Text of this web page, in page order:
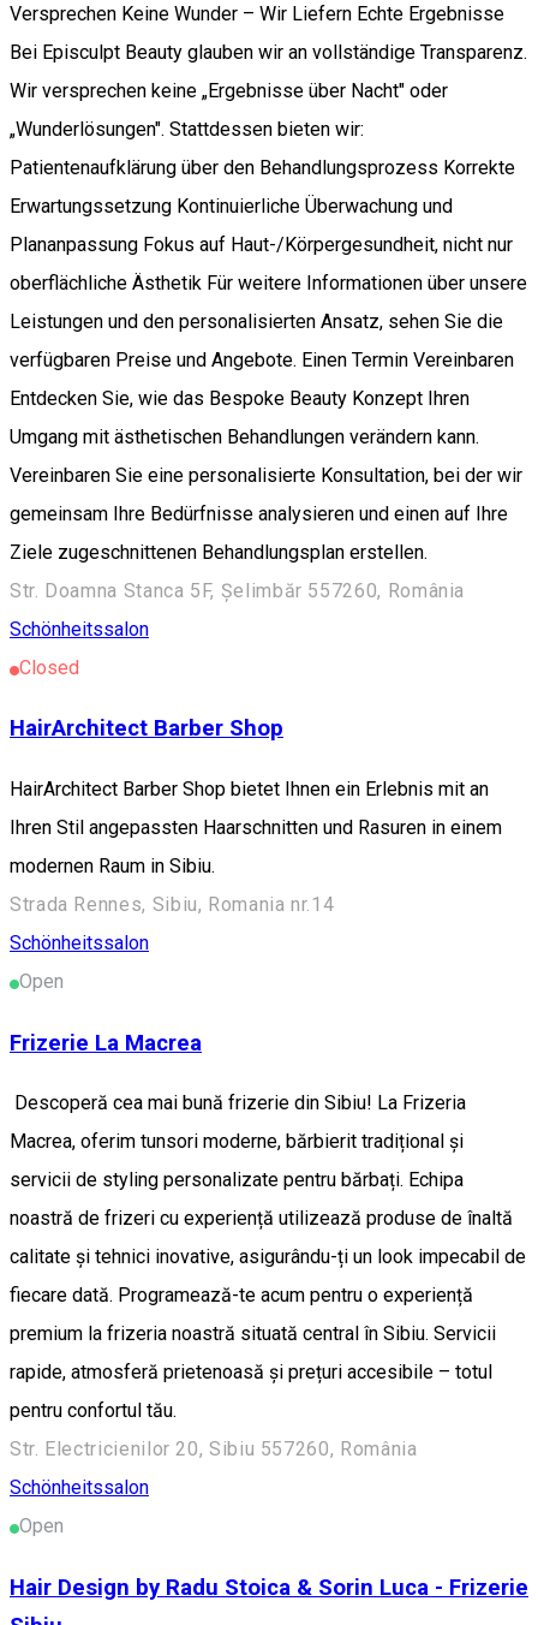
Versprechen Keine Wunder – Wir Liefern Echte Ergebnisse
Bei Episculpt Beauty glauben wir an vollständige Transparenz.
Wir versprechen keine „Ergebnisse über Nacht" oder
„Wunderlösungen". Stattdessen bieten wir:
Patientenaufklärung über den Behandlungsprozess Korrekte
Erwartungssetzung Kontinuierliche Überwachung und
Plananpassung Fokus auf Haut-/Körpergesundheit, nicht nur
oberflächliche Ästhetik Für weitere Informationen über unsere
Leistungen und den personalisierten Ansatz, sehen Sie die
verfügbaren Preise und Angebote. Einen Termin Vereinbaren
Entdecken Sie, wie das Bespoke Beauty Konzept Ihren
Umgang mit ästhetischen Behandlungen verändern kann.
Vereinbaren Sie eine personalisierte Konsultation, bei der wir
gemeinsam Ihre Bedürfnisse analysieren und einen auf Ihre
Ziele zugeschnittenen Behandlungsplan erstellen.
Str. Doamna Stanca 5F, Șelimbăr 557260, România
Schönheitssalon
Closed
HairArchitect Barber Shop
HairArchitect Barber Shop bietet Ihnen ein Erlebnis mit an
Ihren Stil angepassten Haarschnitten und Rasuren in einem
modernen Raum in Sibiu.
Strada Rennes, Sibiu, Romania nr.14
Schönheitssalon
Open
Frizerie La Macrea
Descoperă cea mai bună frizerie din Sibiu! La Frizeria
Macrea, oferim tunsori moderne, bărbierit tradițional și
servicii de styling personalizate pentru bărbați. Echipa
noastră de frizeri cu experiență utilizează produse de înaltă
calitate și tehnici inovative, asigurându-ți un look impecabil de
fiecare dată. Programează-te acum pentru o experiență
premium la frizeria noastră situată central în Sibiu. Servicii
rapide, atmosferă prietenoasă și prețuri accesibile – totul
pentru confortul tău.
Str. Electricienilor 20, Sibiu 557260, România
Schönheitssalon
Open
Hair Design by Radu Stoica & Sorin Luca - Frizerie